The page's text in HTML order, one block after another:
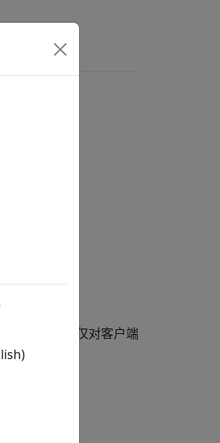
。此文件夹仅对客户端